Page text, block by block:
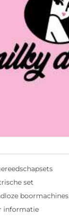
set
boormachines
informatie